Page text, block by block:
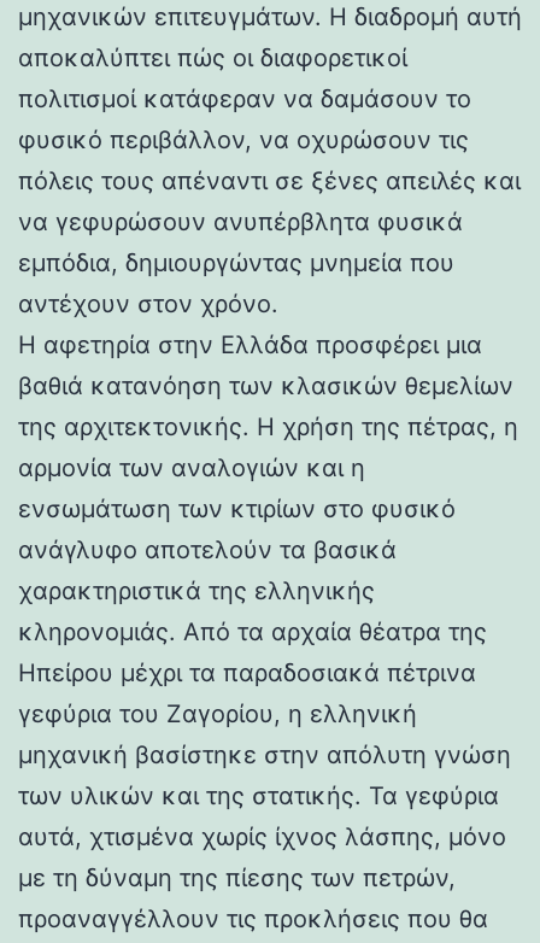
μηχανικών επιτευγμάτων. Η διαδρομή αυτή
αποκαλύπτει πώς οι διαφορετικοί
πολιτισμοί κατάφεραν να δαμάσουν το
φυσικό περιβάλλον, να οχυρώσουν τις
πόλεις τους απέναντι σε ξένες απειλές και
να γεφυρώσουν ανυπέρβλητα φυσικά
εμπόδια, δημιουργώντας μνημεία που
αντέχουν στον χρόνο.
Η αφετηρία στην Ελλάδα προσφέρει μια
βαθιά κατανόηση των κλασικών θεμελίων
της αρχιτεκτονικής. Η χρήση της πέτρας, η
αρμονία των αναλογιών και η
ενσωμάτωση των κτιρίων στο φυσικό
ανάγλυφο αποτελούν τα βασικά
χαρακτηριστικά της ελληνικής
κληρονομιάς. Από τα αρχαία θέατρα της
Ηπείρου μέχρι τα παραδοσιακά πέτρινα
γεφύρια του Ζαγορίου, η ελληνική
μηχανική βασίστηκε στην απόλυτη γνώση
των υλικών και της στατικής. Τα γεφύρια
αυτά, χτισμένα χωρίς ίχνος λάσπης, μόνο
με τη δύναμη της πίεσης των πετρών,
προαναγγέλλουν τις προκλήσεις που θα